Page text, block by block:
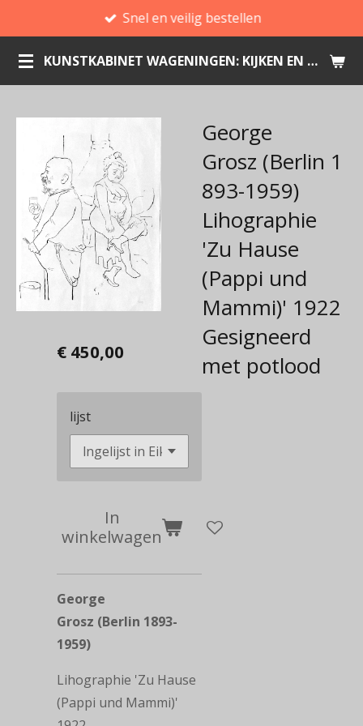
direct
naar
de
KUNSTKABINET WAGENINGEN: KIJKEN EN KOPEN
Snel en veilig bestellen
George
Grosz (Berlin 1
893-1959)
Lihographie
'Zu Hause
(Pappi und
Mammi)' 1922
Gesigneerd
met potlood
€ 450,00
lijst
In
winkelwagen
George
Grosz (Berlin 1893-
1959)
Lihographie 'Zu Hause
(Pappi und Mammi)'